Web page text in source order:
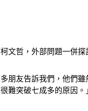
文哲，外部問題一併
朋友告訴我們，他們
難突破七成多的原因。